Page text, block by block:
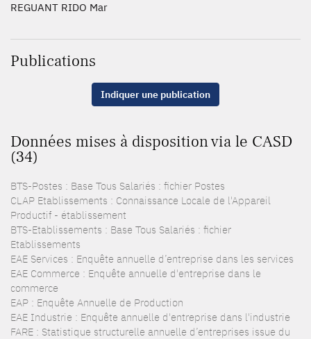
REGUANT RIDO Mar
Publications
Indiquer une publication
Données mises à disposition via le CASD
(34)
BTS-Postes : Base Tous Salariés : fichier Postes
CLAP Etablissements : Connaissance Locale de l'Appareil
Productif - établissement
BTS-Etablissements : Base Tous Salariés : fichier
Etablissements
EAE Services : Enquête annuelle d’entreprise dans les services
EAE Commerce : Enquête annuelle d'entreprise dans le
commerce
EAP : Enquête Annuelle de Production
EAE Industrie : Enquête annuelle d'entreprise dans l'industrie
FARE : Statistique structurelle annuelle d’entreprises issue du